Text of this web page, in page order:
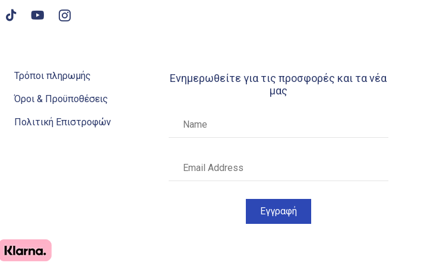
Τρόποι πληρωμής
Όροι & Προϋποθέσεις
Πολιτική Επιστροφών
Ενημερωθείτε για τις προσφορές και τα νέα
μας
Εγγραφή